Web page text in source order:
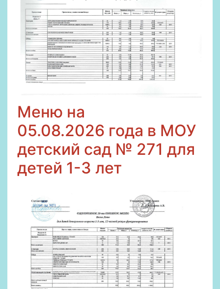
Меню на
05.08.2026 года в МОУ
детский сад № 271 для
детей 1-3 лет